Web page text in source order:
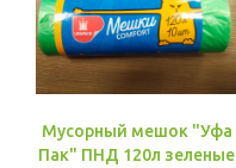
Мусорный мешок "Уфа
Пак" ПНД 120л зеленые